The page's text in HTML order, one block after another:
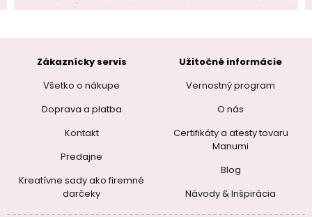
Zákaznícky servis
Všetko o nákupe
Doprava a platba
Kontakt
Predajne
Kreatívne sady ako firemné
darčeky
Užitočné informácie
Vernostný program
O nás
Certifikáty a atesty tovaru
Manumi
Blog
Návody & Inšpirácia